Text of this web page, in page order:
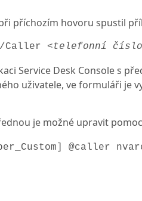
příchozím hovoru spustil
/Caller <telefonní
Service Desk Console s
uživatele, ve formuláři je
je možné upravit
@caller